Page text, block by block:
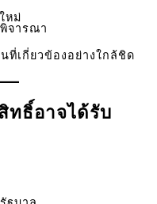
หม่
จารณา
ที่เกี่ยวข้องอย่างใกล้ชิด
ทธิ์อาจได้รับ